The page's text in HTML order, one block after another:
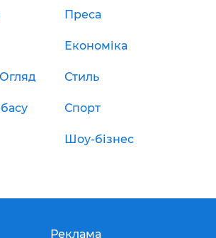
Преса
Економіка
Стиль
Спорт
Шоу-бізнес
Реклама